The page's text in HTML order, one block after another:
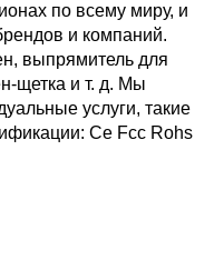
по всему миру, и
и компаний.
выпрямитель для
щетка и т. д. Мы
услуги, такие
Ce Fcc Rohs